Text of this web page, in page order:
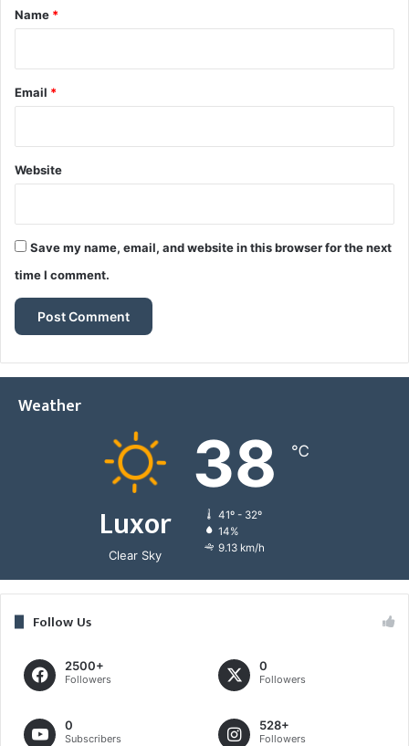
*
Name *
Email *
Website
Save my name, email, and website in this browser for the next
time I comment.
Weather
Luxor
Clear Sky
38 ℃
41º - 32º
14%
9.13 km/h
Follow Us
2500+
Followers
0
Followers
0
Subscribers
528+
Followers